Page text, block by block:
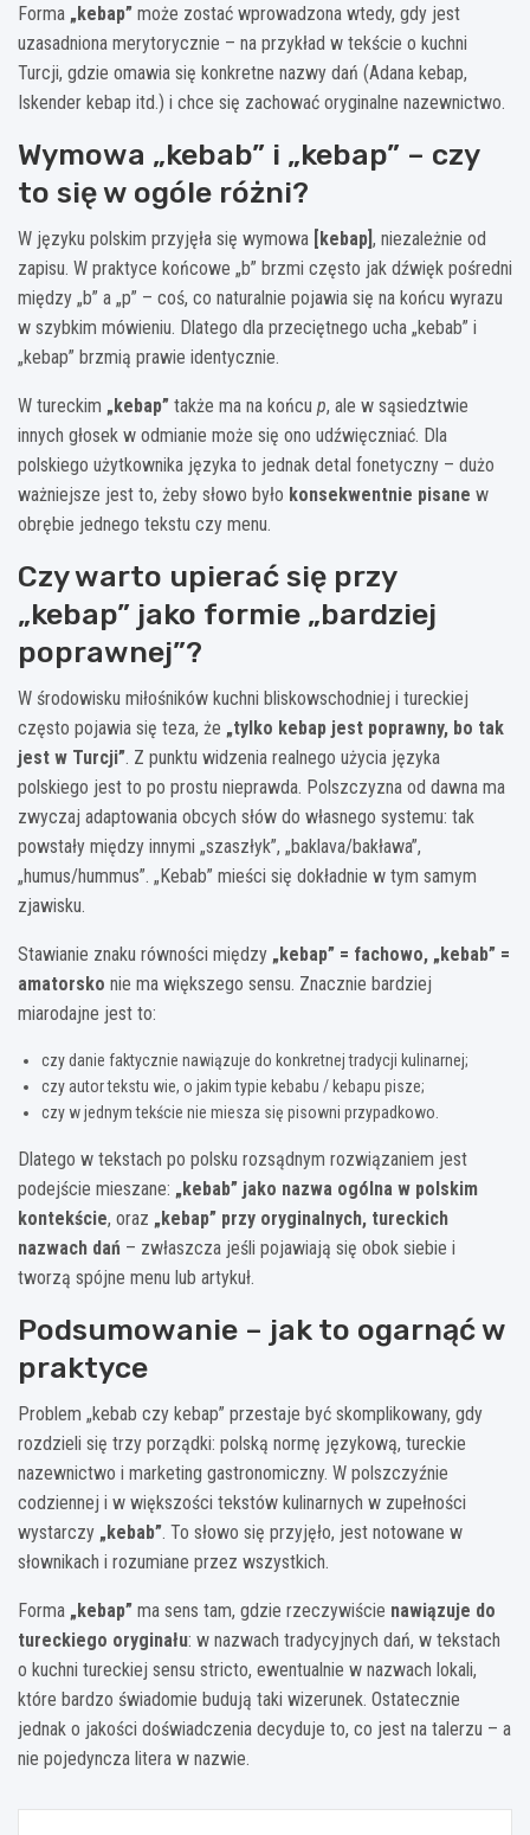
Forma „kebap” może zostać wprowadzona wtedy, gdy jest
uzasadniona merytorycznie – na przykład w tekście o kuchni
Turcji, gdzie omawia się konkretne nazwy dań (Adana kebap,
Iskender kebap itd.) i chce się zachować oryginalne nazewnictwo.
Wymowa „kebab” i „kebap” – czy
to się w ogóle różni?
W języku polskim przyjęła się wymowa [kebap], niezależnie od
zapisu. W praktyce końcowe „b” brzmi często jak dźwięk pośredni
między „b” a „p” – coś, co naturalnie pojawia się na końcu wyrazu
w szybkim mówieniu. Dlatego dla przeciętnego ucha „kebab” i
„kebap” brzmią prawie identycznie.
W tureckim „kebap” także ma na końcu p, ale w sąsiedztwie
innych głosek w odmianie może się ono udźwięczniać. Dla
polskiego użytkownika języka to jednak detal fonetyczny – dużo
ważniejsze jest to, żeby słowo było konsekwentnie pisane w
obrębie jednego tekstu czy menu.
Czy warto upierać się przy
„kebap” jako formie „bardziej
poprawnej”?
W środowisku miłośników kuchni bliskowschodniej i tureckiej
często pojawia się teza, że „tylko kebap jest poprawny, bo tak
jest w Turcji”. Z punktu widzenia realnego użycia języka
polskiego jest to po prostu nieprawda. Polszczyzna od dawna ma
zwyczaj adaptowania obcych słów do własnego systemu: tak
powstały między innymi „szaszłyk”, „baklava/bakława”,
„humus/hummus”. „Kebab” mieści się dokładnie w tym samym
zjawisku.
Stawianie znaku równości między „kebap” = fachowo, „kebab” =
amatorsko nie ma większego sensu. Znacznie bardziej
miarodajne jest to:
czy danie faktycznie nawiązuje do konkretnej tradycji kulinarnej;
czy autor tekstu wie, o jakim typie kebabu / kebapu pisze;
czy w jednym tekście nie miesza się pisowni przypadkowo.
Dlatego w tekstach po polsku rozsądnym rozwiązaniem jest
podejście mieszane: „kebab” jako nazwa ogólna w polskim
kontekście, oraz „kebap” przy oryginalnych, tureckich
nazwach dań – zwłaszcza jeśli pojawiają się obok siebie i
tworzą spójne menu lub artykuł.
Podsumowanie – jak to ogarnąć w
praktyce
Problem „kebab czy kebap” przestaje być skomplikowany, gdy
rozdzieli się trzy porządki: polską normę językową, tureckie
nazewnictwo i marketing gastronomiczny. W polszczyźnie
codziennej i w większości tekstów kulinarnych w zupełności
wystarczy „kebab”. To słowo się przyjęło, jest notowane w
słownikach i rozumiane przez wszystkich.
Forma „kebap” ma sens tam, gdzie rzeczywiście nawiązuje do
tureckiego oryginału: w nazwach tradycyjnych dań, w tekstach
o kuchni tureckiej sensu stricto, ewentualnie w nazwach lokali,
które bardzo świadomie budują taki wizerunek. Ostatecznie
jednak o jakości doświadczenia decyduje to, co jest na talerzu – a
nie pojedyncza litera w nazwie.